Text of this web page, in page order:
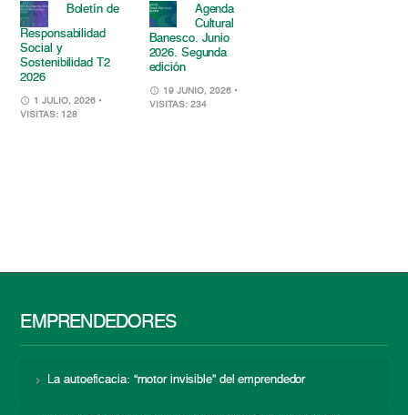
Boletín de
Responsabilidad
Social y
Sostenibilidad T2
2026
1 JULIO, 2026 •
VISITAS: 128
Agenda
Cultural
Banesco. Junio
2026. Segunda
edición
19 JUNIO, 2026 •
VISITAS: 234
EMPRENDEDORES
La autoeficacia: “motor invisible” del emprendedor